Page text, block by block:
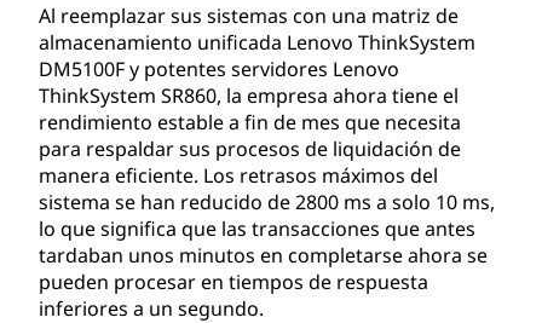
Al reemplazar sus sistemas con una matriz de
almacenamiento unificada Lenovo ThinkSystem
DM5100F y potentes servidores Lenovo
ThinkSystem SR860, la empresa ahora tiene el
rendimiento estable a fin de mes que necesita
para respaldar sus procesos de liquidación de
manera eficiente. Los retrasos máximos del
sistema se han reducido de 2800 ms a solo 10 ms,
lo que significa que las transacciones que antes
tardaban unos minutos en completarse ahora se
pueden procesar en tiempos de respuesta
inferiores a un segundo.